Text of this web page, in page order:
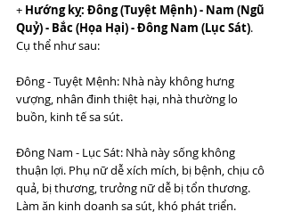
+ Hướng kỵ: Đông (Tuyệt Mệnh) - Nam (Ngũ
Quỷ) - Bắc (Họa Hại) - Đông Nam (Lục Sát).
Cụ thể như sau:
Đông - Tuyệt Mệnh: Nhà này không hưng
vượng, nhân đinh thiệt hại, nhà thường lo
buồn, kinh tế sa sút.
Đông Nam - Lục Sát: Nhà này sống không
thuận lợi. Phụ nữ dễ xích mích, bị bệnh, chịu cô
quả, bị thương, trưởng nữ dễ bị tổn thương.
Làm ăn kinh doanh sa sút, khó phát triển.